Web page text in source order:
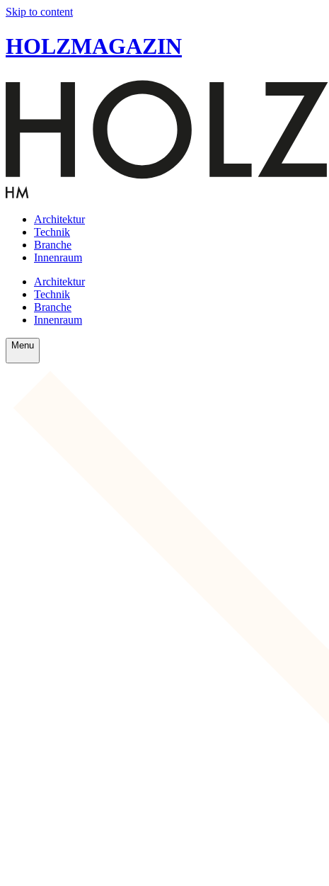
Skip to content
HOLZMAGAZIN
Architektur
Technik
Branche
Innenraum
Architektur
Technik
Branche
Innenraum
Menu